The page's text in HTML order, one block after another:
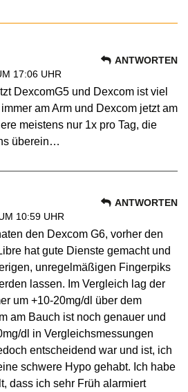
17:06 UHR
DexcomG5 und Dexcom ist viel
am Arm und Dexcom jetzt am
meistens nur 1x pro Tag, die
überein…
ANTWORTEN
10:59 UHR
den Dexcom G6, vorher den
hat gute Dienste gemacht und
unregelmäßigen Fingerpiks
lassen. Im Vergleich lag der
um +10-20mg/dl über dem
am Bauch ist noch genauer und
dl in Vergleichsmessungen
entscheidend war und ist, ich
schwere Hypo gehabt. Ich habe
dass ich sehr Früh alarmiert
ANTWORTEN